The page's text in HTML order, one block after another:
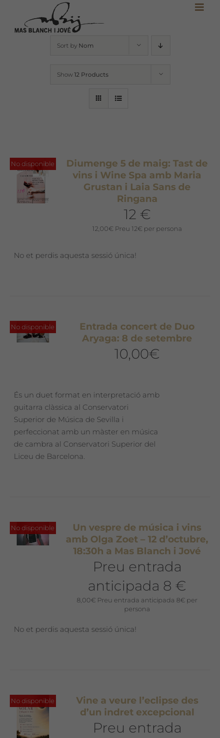
content
Sort by Nom
Show 12 Products
No disponible
Diumenge 5 de maig: Tast de
vins i Wine Spa amb Maria
Grustan i Laia Sans de
Ringana
12 €
12,00€ Preu 12€ per persona
No et perdis aquesta sessió única!
No disponible
Entrada concert de Duo
Aryaga: 8 de setembre
10,00€
És un duet format en interpretació amb
guitarra clàssica al Conservatori
Superior de Música de Sevilla i
perfeccionat amb un màster en música
de cambra al Conservatori Superior del
Liceu de Barcelona.
No disponible
Un vespre de música i vins
amb Olga Zoet – 12 d’octubre,
18:30h a Mas Blanch i Jové
Preu entrada
anticipada 8 €
8,00€ Preu entrada anticipada 8€ per
persona
No et perdis aquesta sessió única!
No disponible
Vine a veure l’eclipse des
d’un indret excepcional
Preu entrada